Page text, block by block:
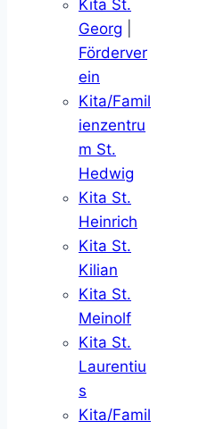
Kita St.
Georg
Förderver
ein
Kita/Famil
ienzentru
m St.
Hedwig
Kita St.
Heinrich
Kita St.
Kilian
Kita St.
Meinolf
Kita St.
Laurentiu
s
Kita/Famil